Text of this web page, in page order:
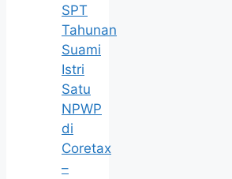
SPT
Tahunan
Suami
Istri
Satu
NPWP
di
Coretax
–